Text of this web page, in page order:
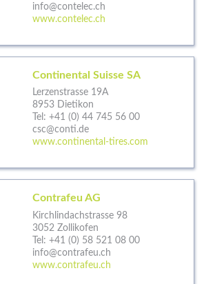
info@contelec.ch
www.contelec.ch
Continental Suisse SA
Lerzenstrasse 19A
8953 Dietikon
Tel: +41 (0) 44 745 56 00
csc@conti.de
www.continental-tires.com
Contrafeu AG
Kirchlindachstrasse 98
3052 Zollikofen
Tel: +41 (0) 58 521 08 00
info@contrafeu.ch
www.contrafeu.ch